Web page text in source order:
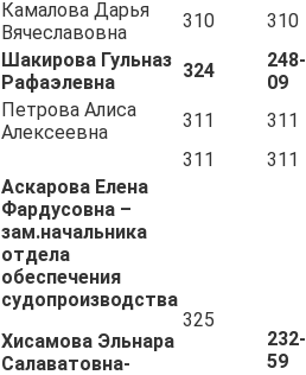
Камалова Дарья
Вячеславовна
310 310
Шакирова Гульназ
Рафаэлевна
324
09
Петрова Алиса
Алексеевна
311
311
311 311
Аскарова Елена
Фардусовна –
зам.начальника
отдела
обеспечения
судопроизводства
Хисамова Эльнара
Салаватовна-
325
59